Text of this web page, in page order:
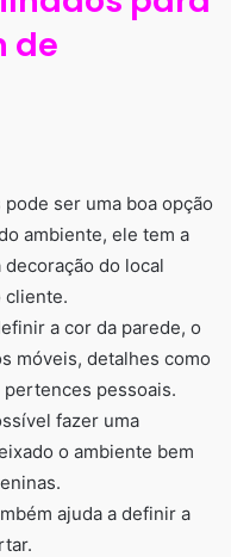
de
ser uma boa opção
ambiente, ele tem a
do local
cliente.
a cor da parede, o
móveis, detalhes como
pessoais.
fazer uma
o ambiente bem
ajuda a definir a